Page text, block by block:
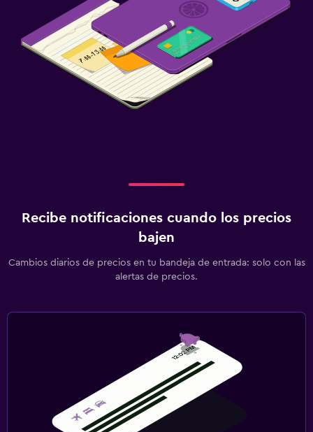
Recibe notificaciones cuando los precios
bajen
Cambios diarios de precios en tu bandeja de entrada: solo con las
alertas de precios.